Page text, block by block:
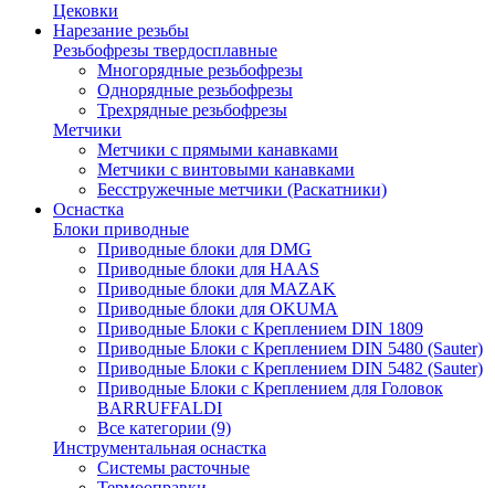
Цековки
Нарезание резьбы
Резьбофрезы твердосплавные
Многорядные резьбофрезы
Однорядные резьбофрезы
Трехрядные резьбофрезы
Метчики
Метчики с прямыми канавками
Метчики с винтовыми канавками
Бесстружечные метчики (Раскатники)
Оснастка
Блоки приводные
Приводные блоки для DMG
Приводные блоки для HAAS
Приводные блоки для MAZAK
Приводные блоки для OKUMA
Приводные Блоки с Креплением DIN 1809
Приводные Блоки с Креплением DIN 5480 (Sauter)
Приводные Блоки с Креплением DIN 5482 (Sauter)
Приводные Блоки с Креплением для Головок
BARRUFFALDI
Все категории (9)
Инструментальная оснастка
Системы расточные